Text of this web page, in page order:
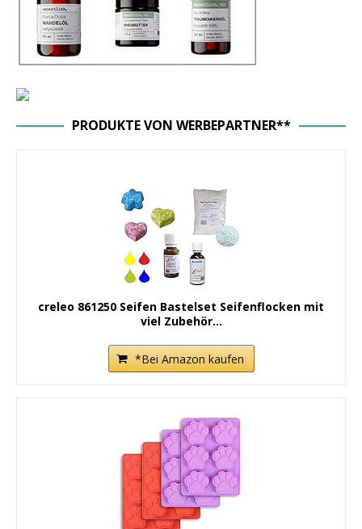
PRODUKTE VON WERBEPARTNER**
creleo 861250 Seifen Bastelset Seifenflocken mit
viel Zubehör...
*Bei Amazon kaufen